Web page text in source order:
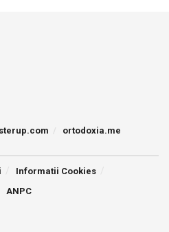
ortodoxia.me
Informatii Cookies
ANPC